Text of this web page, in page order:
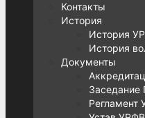
Контакты
История
История
История
Документы
Регламент